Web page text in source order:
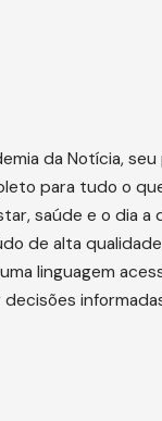
da Notícia,
para tudo o
saúde e o dia a
de alta
linguagem